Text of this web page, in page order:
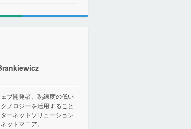
ブ開発者、熟練度の低い
ノロジーを活用すること
ーネットソリューション
ットマニア。